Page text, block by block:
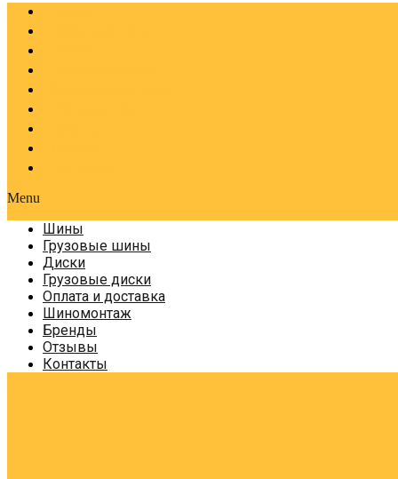
Menu
Шины
Грузовые шины
Диски
Грузовые диски
Оплата и доставка
Шиномонтаж
Бренды
Отзывы
Контакты